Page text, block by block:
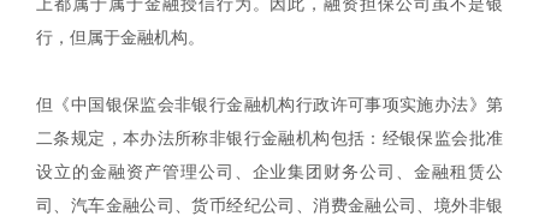
行，但属于金融机构。
但《中国银保监会非银行金融机构行政许可事项实施办法》第
二条规定，本办法所称非银行金融机构包括：经银保监会批准
设立的金融资产管理公司、企业集团财务公司、金融租赁公
司、汽车金融公司、货币经纪公司、消费金融公司、境外非银